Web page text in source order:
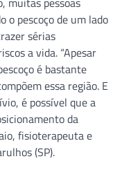
o pescoço de um lado
sérias
a vida. “Apesar
é bastante
essa região. E
é possível que a
da
fisioterapeuta e
(SP).